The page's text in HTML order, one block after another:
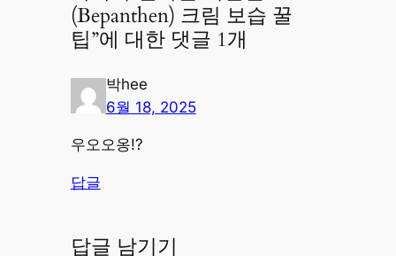
(Bepanthen) 크림 보습 꿀
팁”에 대한 댓글 1개
박hee
6월 18, 2025
우오오옹!?
답글
답글 남기기